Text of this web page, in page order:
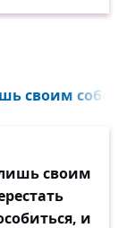
своим
своим
и